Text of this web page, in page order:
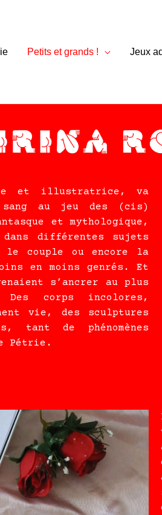
Petits et grands ! Jeux
et illustratrice, va
au jeu des (cis)
et mythologique,
différentes sujets
couple ou encore la
en moins genrés. Et
s’ancrer au plus
corps incolores,
vie, des sculptures
tant de phénomènes
Pétrie.